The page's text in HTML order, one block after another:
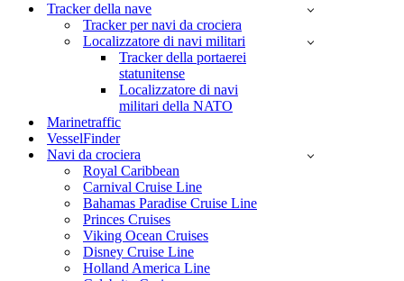
navigazioneTracker della nave
Tracker per navi da crociera
Localizzatore di navi militari
Tracker della portaerei
statunitense
Localizzatore di navi
militari della NATO
Marinetraffic
VesselFinder
Navi da crociera
Royal Caribbean
Carnival Cruise Line
Bahamas Paradise Cruise Line
Princes Cruises
Viking Ocean Cruises
Disney Cruise Line
Holland America Line